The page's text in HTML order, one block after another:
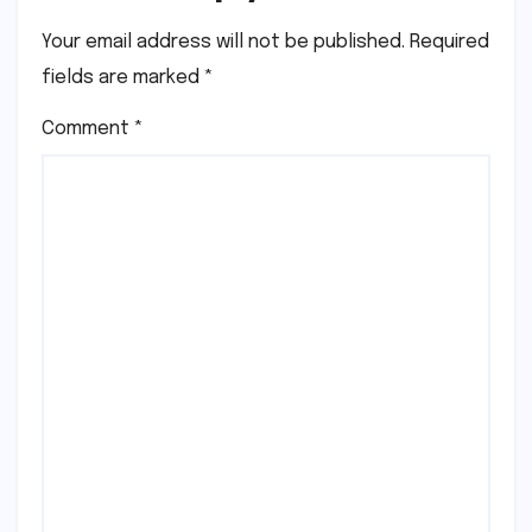
Your email address will not be published. Required
fields are marked *
Comment *